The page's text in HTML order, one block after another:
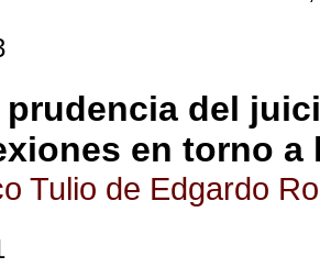
prudencia del
en torno a
Tulio de Edgardo